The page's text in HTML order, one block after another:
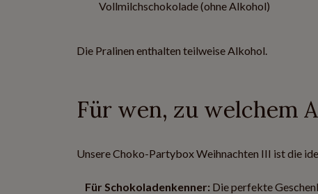
Vollmilchschokolade (ohne Alkohol)
Die Pralinen enthalten teilweise Alkohol.
Für wen, zu welchem
Unsere Choko-Partybox Weihnachten III ist die
Für Schokoladenkenner: Die perfekte